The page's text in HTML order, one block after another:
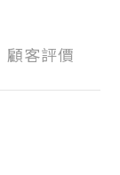
顧客評價